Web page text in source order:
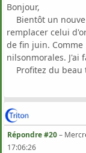
Bonjour,
Bientôt un
remplacer celui
de fin juin.
nilsonmorales. J'ai
Profitez du beau
Répondre #20–
17:06:26